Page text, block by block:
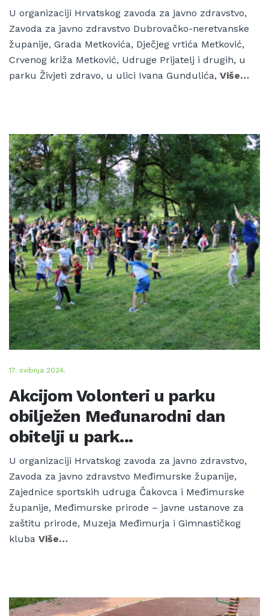
U organizaciji Hrvatskog zavoda za javno zdravstvo,
Zavoda za javno zdravstvo Dubrovačko-neretvanske
županije, Grada Metkovića, Dječjeg vrtića Metković,
Crvenog križa Metković, Udruge Prijatelj i drugih, u
parku Živjeti zdravo, u ulici Ivana Gundulića, Više…
17. svibnja 2024.
Akcijom Volonteri u parku
obilježen Međunarodni dan
obitelji u park...
U organizaciji Hrvatskog zavoda za javno zdravstvo,
Zavoda za javno zdravstvo Međimurske županije,
Zajednice sportskih udruga Čakovca i Međimurske
županije, Međimurske prirode – javne ustanove za
zaštitu prirode, Muzeja Međimurja i Gimnastičkog
kluba Više…